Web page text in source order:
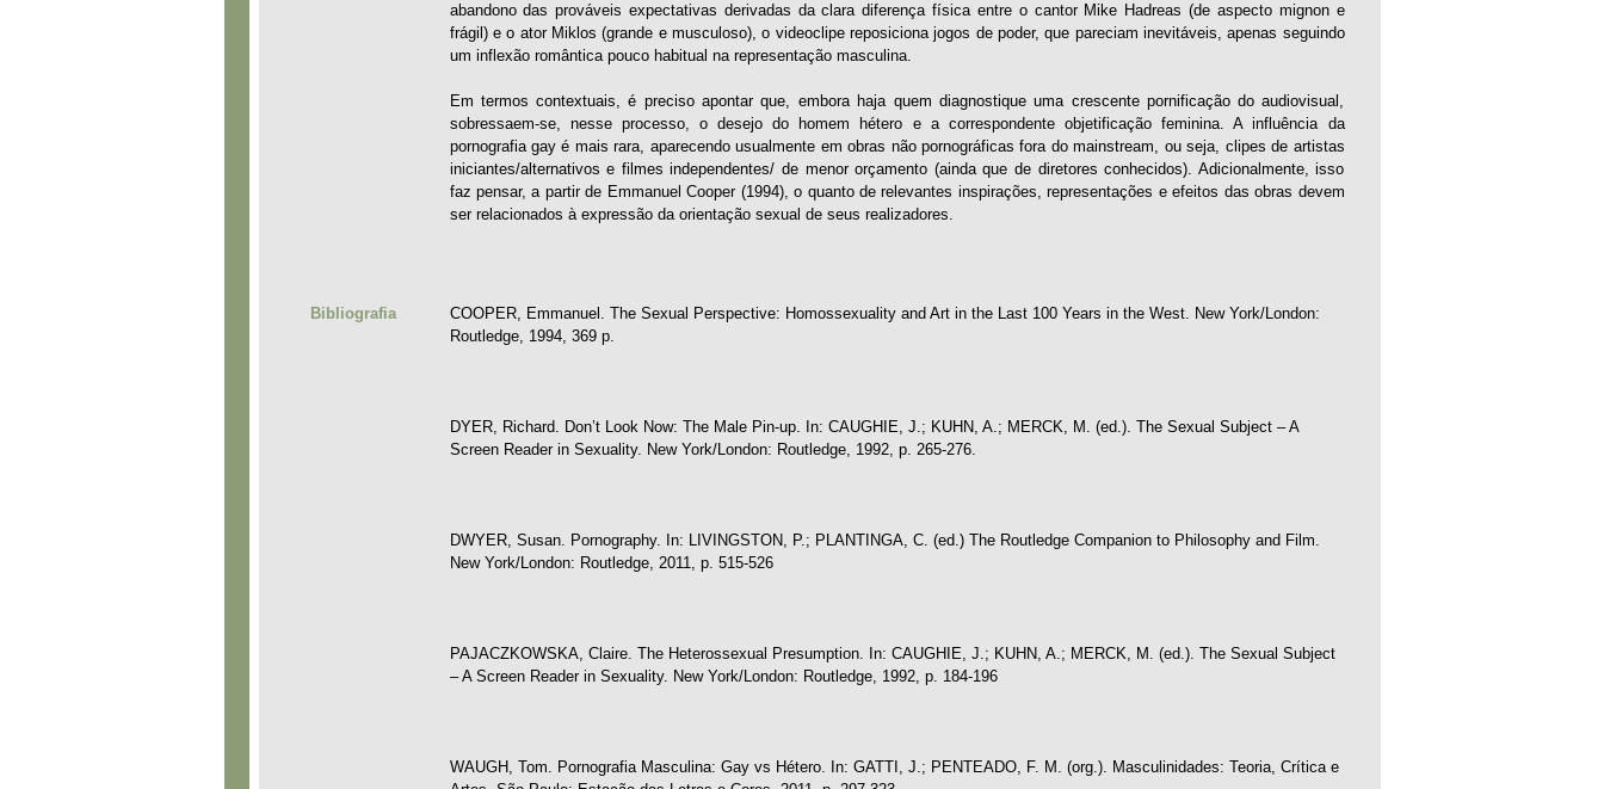
abandono das prováveis expectativas derivadas da clara diferença física entre o cantor Mike Hadreas (de aspecto mignon e
frágil) e o ator Miklos (grande e musculoso), o videoclipe reposiciona jogos de poder, que pareciam inevitáveis, apenas seguindo
um inflexão romântica pouco habitual na representação masculina.
Em termos contextuais, é preciso apontar que, embora haja quem diagnostique uma crescente pornificação do audiovisual,
sobressaem-se, nesse processo, o desejo do homem hétero e a correspondente objetificação feminina. A influência da
pornografia gay é mais rara, aparecendo usualmente em obras não pornográficas fora do mainstream, ou seja, clipes de artistas
iniciantes/alternativos e filmes independentes/ de menor orçamento (ainda que de diretores conhecidos). Adicionalmente, isso
faz pensar, a partir de Emmanuel Cooper (1994), o quanto de relevantes inspirações, representações e efeitos das obras devem
ser relacionados à expressão da orientação sexual de seus realizadores.
Bibliografia
COOPER, Emmanuel. The Sexual Perspective: Homossexuality and Art in the Last 100 Years in the West. New York/London:
Routledge, 1994, 369 p.
DYER, Richard. Don’t Look Now: The Male Pin-up. In: CAUGHIE, J.; KUHN, A.; MERCK, M. (ed.). The Sexual Subject – A
Screen Reader in Sexuality. New York/London: Routledge, 1992, p. 265-276.
DWYER, Susan. Pornography. In: LIVINGSTON, P.; PLANTINGA, C. (ed.) The Routledge Companion to Philosophy and Film.
New York/London: Routledge, 2011, p. 515-526
PAJACZKOWSKA, Claire. The Heterossexual Presumption. In: CAUGHIE, J.; KUHN, A.; MERCK, M. (ed.). The Sexual Subject
– A Screen Reader in Sexuality. New York/London: Routledge, 1992, p. 184-196
WAUGH, Tom. Pornografia Masculina: Gay vs Hétero. In: GATTI, J.; PENTEADO, F. M. (org.). Masculinidades: Teoria, Crítica e